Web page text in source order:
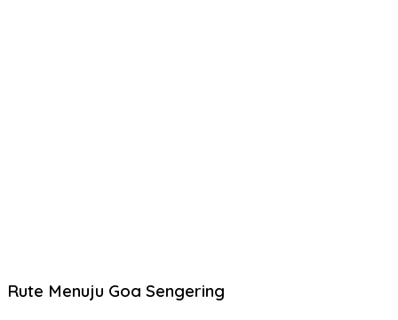
Rute Menuju Goa Sengering